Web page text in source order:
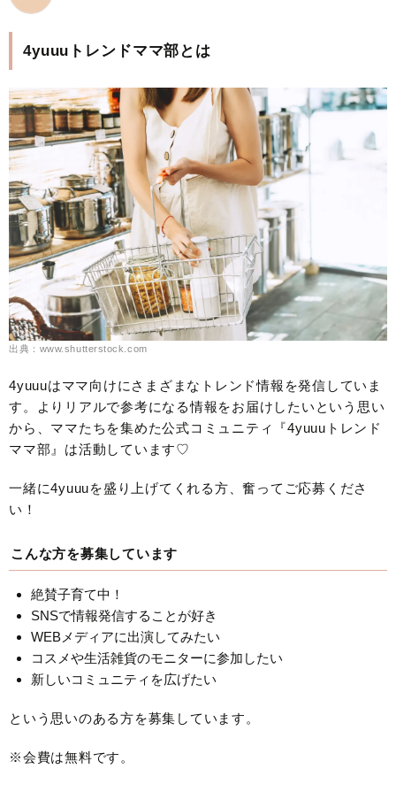
4yuuuトレンドママ部とは
出典：www.shutterstock.com
4yuuuはママ向けにさまざまなトレンド情報を発信していま
す。よりリアルで参考になる情報をお届けしたいという思い
から、ママたちを集めた公式コミュニティ『4yuuuトレンド
ママ部』は活動しています♡
一緒に4yuuuを盛り上げてくれる方、奮ってご応募くださ
い！
こんな方を募集しています
絶賛子育て中！
SNSで情報発信することが好き
WEBメディアに出演してみたい
コスメや生活雑貨のモニターに参加したい
新しいコミュニティを広げたい
という思いのある方を募集しています。
※会費は無料です。